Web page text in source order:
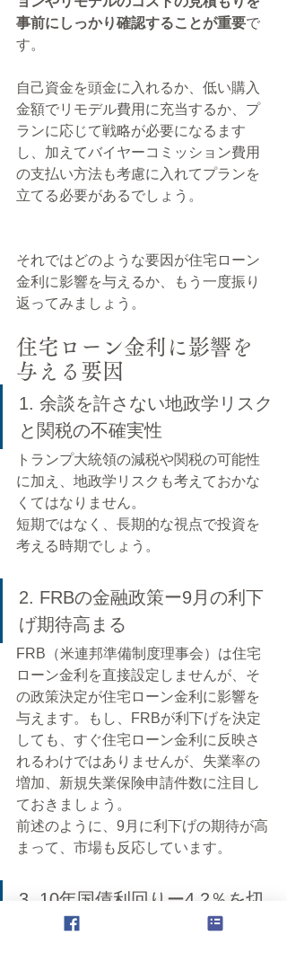
事前にしっかり確認することが重要で
す。
自己資金を頭金に入れるか、低い購入
金額でリモデル費用に充当するか、プ
ランに応じて戦略が必要になるます
し、加えてバイヤーコミッション費用
の支払い方法も考慮に入れてプランを
立てる必要があるでしょう。
それではどのような要因が住宅ローン
金利に影響を与えるか、もう一度振り
返ってみましょう。
住宅ローン金利に影響を
与える要因
1. 余談を許さない地政学リスク
と関税の不確実性
トランプ大統領の減税や関税の可能性
に加え、地政学リスクも考えておかな
くてはなりません。
短期ではなく、長期的な視点で投資を
考える時期でしょう。
2. FRBの金融政策ー9月の利下
げ期待高まる
FRB（米連邦準備制度理事会）は住宅
ローン金利を直接設定しませんが、そ
の政策決定が住宅ローン金利に影響を
与えます。もし、FRBが利下げを決定
しても、すぐ住宅ローン金利に反映さ
れるわけではありませんが、失業率の
増加、新規失業保険申請件数に注目し
ておきましょう。
前述のように、9月に利下げの期待が高
まって、市場も反応しています。
3. 10年国債利回りー4.2％を切
るか、切らないか？